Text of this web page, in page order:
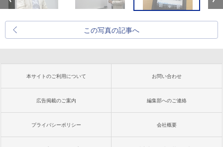
この写真の記事へ
本サイトのご利用について お問い合わせ
広告掲載のご案内 編集部へのご連絡
プライバシーポリシー 会社概要